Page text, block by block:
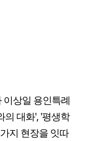
상일 용인특례
의 대화', '평생학
지 현장을 잇따